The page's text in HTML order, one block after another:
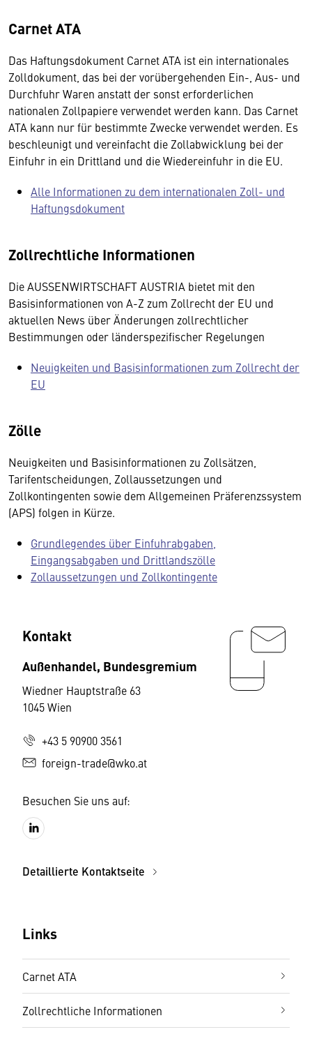
Carnet ATA
Das Haftungsdokument Carnet ATA ist ein internationales
Zolldokument, das bei der vorübergehenden Ein-, Aus- und
Durchfuhr Waren anstatt der sonst erforderlichen
nationalen Zollpapiere verwendet werden kann. Das Carnet
ATA kann nur für bestimmte Zwecke verwendet werden. Es
beschleunigt und vereinfacht die Zollabwicklung bei der
Einfuhr in ein Drittland und die Wiedereinfuhr in die EU.
Alle Informationen zu dem internationalen Zoll- und
Haftungsdokument
Zollrechtliche Informationen
Die AUSSENWIRTSCHAFT AUSTRIA bietet mit den
Basisinformationen von A-Z zum Zollrecht der EU und
aktuellen News über Änderungen zollrechtlicher
Bestimmungen oder länderspezifischer Regelungen
Neuigkeiten und Basisinformationen zum Zollrecht der
EU
Zölle
Neuigkeiten und Basisinformationen zu Zollsätzen,
Tarifentscheidungen, Zollaussetzungen und
Zollkontingenten sowie dem Allgemeinen Präferenzssystem
(APS) folgen in Kürze.
Grundlegendes über Einfuhrabgaben,
Eingangsabgaben und Drittlandszölle
Zollaussetzungen und Zollkontingente
Kontakt
Außenhandel, Bundesgremium
Wiedner Hauptstraße 63
1045 Wien
+43 5 90900 3561
foreign-trade@wko.at
Besuchen Sie uns auf:
Detaillierte Kontaktseite
Links
Carnet ATA
Zollrechtliche Informationen